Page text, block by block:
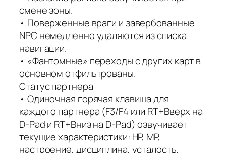
смене зоны.
• Поверженные враги и завербованные
NPC немедленно удаляются из списка
навигации.
• «Фантомные» переходы с других карт в
основном отфильтрованы.
Статус партнера
• Одиночная горячая клавиша для
каждого партнера (F3/F4 или RT+Вверх на
D-Pad и RT+Вниз на D-Pad) озвучивает
текущие характеристики: HP, MP,
настроение, дисциплина, усталость,